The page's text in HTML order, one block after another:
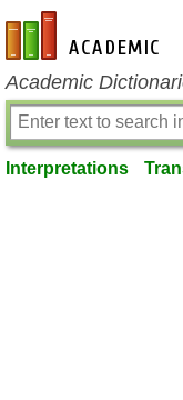
en-academic.com
Academic
Interpretations